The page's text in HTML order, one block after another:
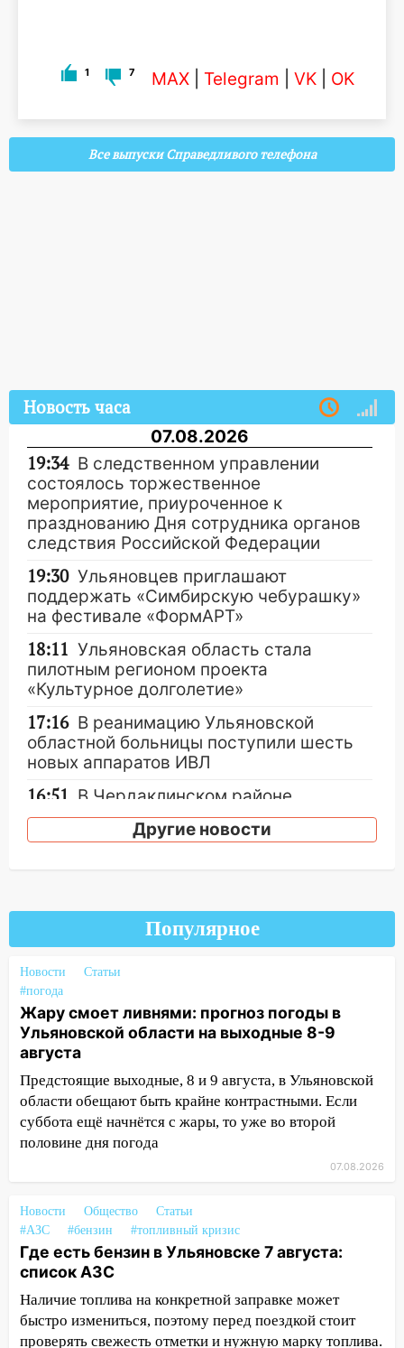
1 7 MAX Telegram VK OK
Все выпуски Справедливого телефона
Новость часа
07.08.2026
19:34 В следственном управлении
состоялось торжественное
мероприятие, приуроченное к
празднованию Дня сотрудника органов
следствия Российской Федерации
19:30 Ульяновцев приглашают
поддержать «Симбирскую чебурашку»
на фестивале «ФормАРТ»
18:11 Ульяновская область стала
пилотным регионом проекта
«Культурное долголетие»
17:16 В реанимацию Ульяновской
областной больницы поступили шесть
новых аппаратов ИВЛ
16:51
В Чердаклинском районе
ремонтируют дороги, ставят остановки
и проводят новое освещение
мусора
16:26 В Ульяновске бесплатно покажут
матч «Волги» под открытым небом
16:12
разработают отечественный прибор для
цифровой ПЦР
15:47
за абонементы закрывшегося фитнес-
клуба «Рекорд-Fitness»
15:34 После вмешательства
площадки
15:27 Прокуратура проверяет
капремонт школы в селе Кивать
проверки обновили разметку на
пешеходных переходах
Другие новости
Популярное
Новости
Статьи
#погода
Жару смоет ливнями: прогноз погоды в
Ульяновской области на выходные 8-9
августа
Предстоящие выходные, 8 и 9 августа, в Ульяновской
области обещают быть крайне контрастными. Если
суббота ещё начнётся с жары, то уже во второй
половине дня погода
07.08.2026
Новости Общество
Статьи
#АЗС
#бензин #топливный кризис
Где есть бензин в Ульяновске 7 августа:
список АЗС
Наличие топлива на конкретной заправке может
быстро измениться, поэтому перед поездкой стоит
проверять свежесть отметки и нужную марку топлива.